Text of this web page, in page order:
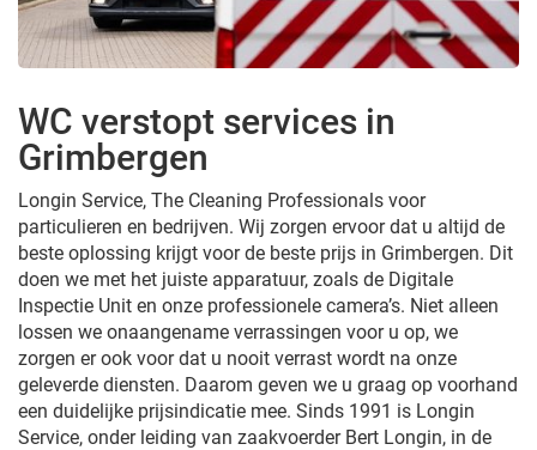
WC verstopt services in
Grimbergen
Longin Service, The Cleaning Professionals voor
particulieren en bedrijven. Wij zorgen ervoor dat u altijd de
beste oplossing krijgt voor de beste prijs in Grimbergen. Dit
doen we met het juiste apparatuur, zoals de Digitale
Inspectie Unit en onze professionele camera’s. Niet alleen
lossen we onaangename verrassingen voor u op, we
zorgen er ook voor dat u nooit verrast wordt na onze
geleverde diensten. Daarom geven we u graag op voorhand
een duidelijke prijsindicatie mee. Sinds 1991 is Longin
Service, onder leiding van zaakvoerder Bert Longin, in de